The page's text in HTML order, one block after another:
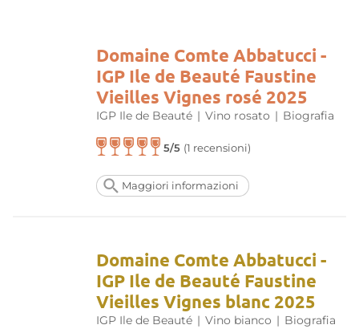
Domaine Comte Abbatucci -
IGP Ile de Beauté Faustine
Vieilles Vignes rosé 2025
IGP Ile de Beauté | Vino rosato | Biografia
5/5 (1 recensioni)
Maggiori informazioni
Domaine Comte Abbatucci -
IGP Ile de Beauté Faustine
Vieilles Vignes blanc 2025
IGP Ile de Beauté | Vino bianco | Biografia